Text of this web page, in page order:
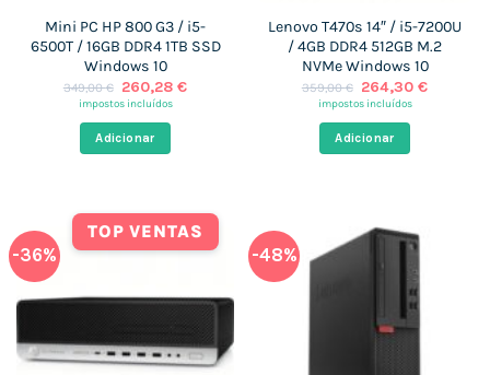
Mini PC HP 800 G3 / i5-
6500T / 16GB DDR4 1TB SSD
Windows 10
349,00€ O
preço
era:
349,00 €.
260,28€O
impostos incluídos
Adicionar
Lenovo T470s 14″ / i5-7200U
/ 4GB DDR4 512GB M.2
NVMe Windows 10
359,00€ O
preço
era:
359,00 €.
264,30€O
impostos incluídos
Adicionar
-36%
TOP VENTAS
-48%